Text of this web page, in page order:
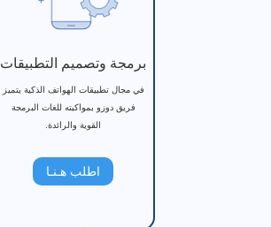
برمجة وتصميم التطبيقات
في مجال تطبيقات الهواتف الذكية يتميز
فريق دوزو بمواكبته للغات البرمجة
القوية والرائدة.
اطلب هـنـا